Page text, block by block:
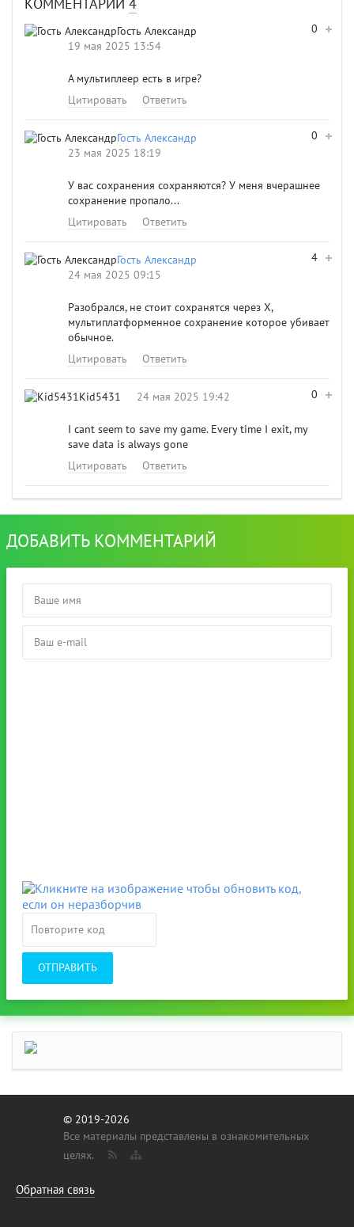
КОММЕНТАРИИ 4
0
Гость Александр
19 мая 2025 13:54
А мультиплеер есть в игре?
Цитировать
Ответить
0
Гость Александр
23 мая 2025 18:19
У вас сохранения сохраняются? У меня вчерашнее
сохранение пропало...
Цитировать
Ответить
4
Гость Александр
24 мая 2025 09:15
Разобрался, не стоит сохранятся через Х,
мультиплатформенное сохранение которое убивает
обычное.
Цитировать
Ответить
0
Kid5431 24 мая 2025 19:42
I cant seem to save my game. Every time I exit, my
save data is always gone
Цитировать
Ответить
ДОБАВИТЬ КОММЕНТАРИЙ
ОТПРАВИТЬ
© 2019-2026
Все материалы представлены в ознакомительных
целях.
Обратная связь